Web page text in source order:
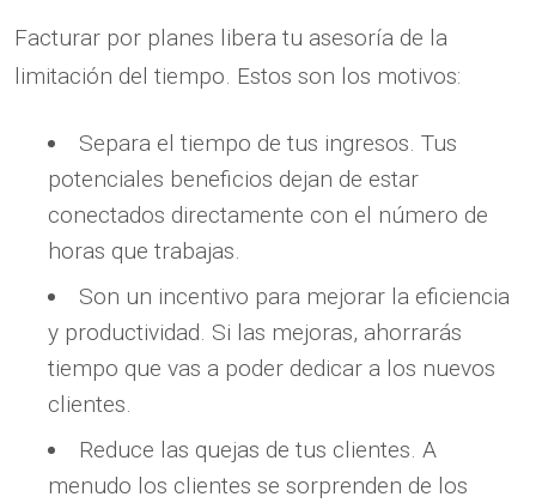
Facturar por planes libera tu asesoría de la
limitación del tiempo. Estos son los motivos:
Separa el tiempo de tus ingresos. Tus
potenciales beneficios dejan de estar
conectados directamente con el número de
horas que trabajas.
Son un incentivo para mejorar la eficiencia
y productividad. Si las mejoras, ahorrarás
tiempo que vas a poder dedicar a los nuevos
clientes.
Reduce las quejas de tus clientes. A
menudo los clientes se sorprenden de los